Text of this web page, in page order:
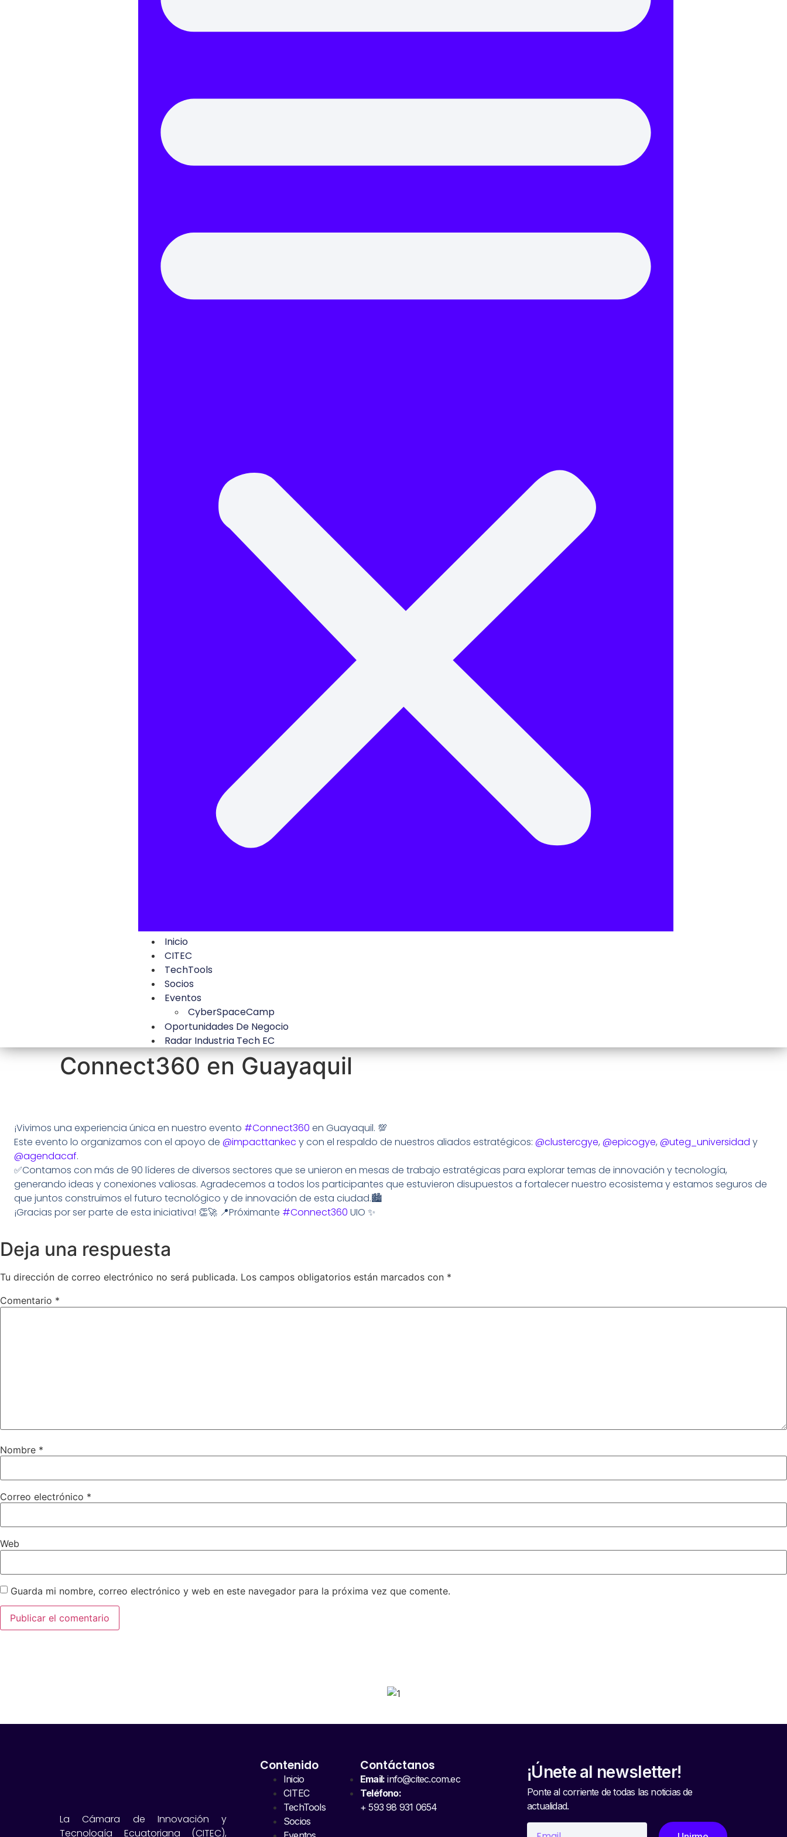
Inicio
CITEC
TechTools
Socios
Eventos
CyberSpaceCamp
Oportunidades De Negocio
Radar Industria Tech EC
Connect360 en Guayaquil
¡Vivimos una experiencia única en nuestro evento #Connect360 en Guayaquil. 💯
Este evento lo organizamos con el apoyo de @impacttankec y con el respaldo de nuestros aliados estratégicos: @clustercgye, @epicogye, @uteg_universidad y
@agendacaf.
✅️Contamos con más de 90 líderes de diversos sectores que se unieron en mesas de trabajo estratégicas para explorar temas de innovación y tecnología,
generando ideas y conexiones valiosas. Agradecemos a todos los participantes que estuvieron disupuestos a fortalecer nuestro ecosistema y estamos seguros de
que juntos construimos el futuro tecnológico y de innovación de esta ciudad.🏙
¡Gracias por ser parte de esta iniciativa! 👏🚀 📍Próximante #Connect360 UIO ✨
Deja una respuesta
Tu dirección de correo electrónico no será publicada. Los campos obligatorios están marcados con *
Comentario *
Nombre *
Correo electrónico *
Web
Guarda mi nombre, correo electrónico y web en este navegador para la próxima vez que comente.
La Cámara de Innovación y
Tecnología Ecuatoriana (CITEC),
Contenido
Inicio
CITEC
TechTools
Socios
Contáctanos
Email: info@citec.com.ec
Teléfono:
+ 593 98 931 0654
¡Únete al newsletter!
Ponte al corriente de todas las noticias de
actualidad.